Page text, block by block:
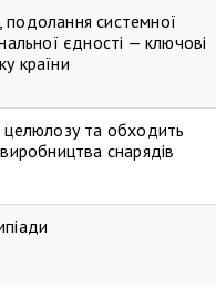
системної
єдності — ключові
країни
целюлозу та обходить
снарядів